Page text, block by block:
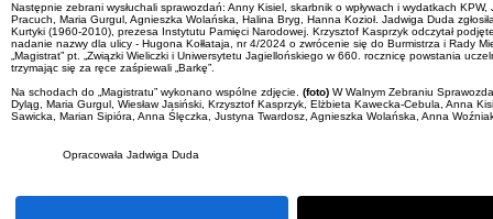
Następnie zebrani wysłuchali sprawozdań: Anny Kisiel, skarbnik o wpływach i wydatkach
Pracuch, Maria Gurgul, Agnieszka Wolańska, Halina Bryg, Hanna Kozioł. Jadwiga Duda
Kurtyki (1960-2010), prezesa Instytutu Pamięci Narodowej. Krzysztof Kasprzyk odczytał
nadanie nazwy dla ulicy - Hugona Kołłataja, nr 4/2024 o zwrócenie się do Burmistrza i Rady
„Magistrat” pt. „Związki Wieliczki i Uniwersytetu Jagiellońskiego w 660. rocznicę powstania
trzymając się za ręce zaśpiewali „Barkę”.
Na schodach do „Magistratu” wykonano wspólne zdjęcie. (foto) W Walnym Zebraniu
Dyląg, Maria Gurgul, Wiesław Jasiński, Krzysztof Kasprzyk, Elżbieta Kawecka-Cebula, Anna
Sawicka, Marian Sipióra, Anna Ślęczka, Justyna Twardosz, Agnieszka Wolańska, Anna
Opracowała Jadwiga Duda